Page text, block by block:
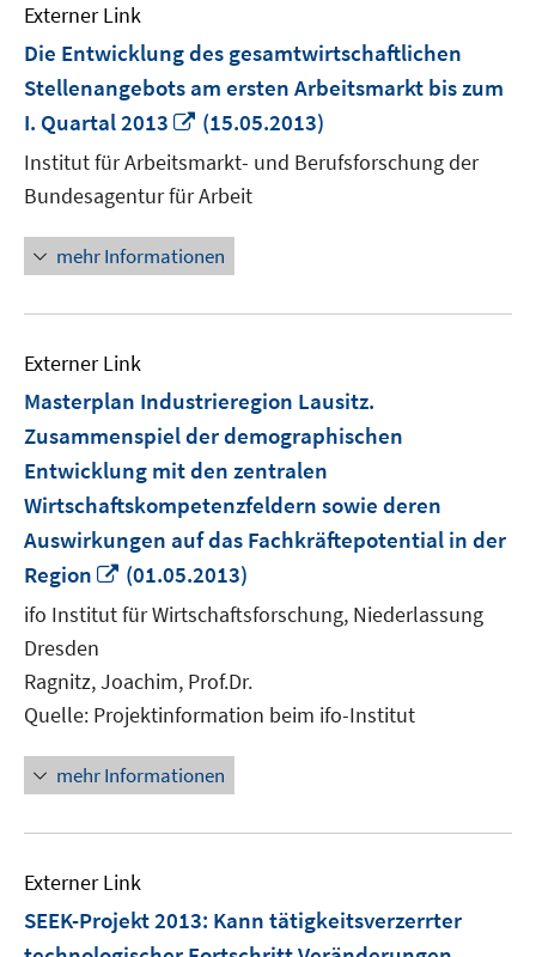
Externer Link
Die Entwicklung des gesamtwirtschaftlichen
Stellenangebots am ersten Arbeitsmarkt bis zum
I. Quartal 2013
In
neuem
Fenster
öffnen
(15.05.2013)
Institut für Arbeitsmarkt- und Berufsforschung der
Bundesagentur für Arbeit
mehr Informationen
Externer Link
Masterplan Industrieregion Lausitz.
Zusammenspiel der demographischen
Entwicklung mit den zentralen
Wirtschaftskompetenzfeldern sowie deren
Auswirkungen auf das Fachkräftepotential in der
Region
In
neuem
Fenster
(01.05.2013)
ifo Institut für Wirtschaftsforschung, Niederlassung
Dresden
Ragnitz, Joachim, Prof.Dr.
Quelle: Projektinformation beim ifo-Institut
mehr Informationen
Externer Link
SEEK-Projekt 2013: Kann tätigkeitsverzerrter